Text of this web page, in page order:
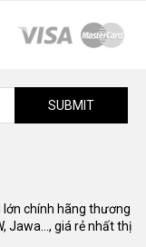
SUBMIT
lớn chính hãng thương
Jawa..., giá rẻ nhất thị